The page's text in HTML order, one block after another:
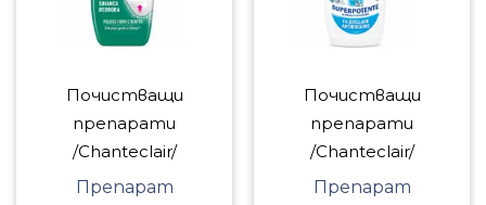
Почистващи
препарати
/Chanteclair/
Препарат
Почистващи
препарати
/Chanteclair/
Препарат